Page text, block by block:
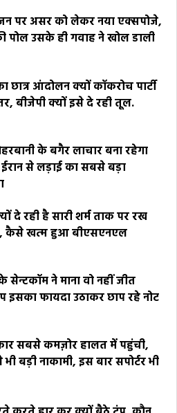
पर असर को लेकर नया एक्सपोजे,
पोल उसके ही गवाह ने खोल डाली
छात्र आंदोलन क्यों कॉकरोच पार्टी
बीजेपी क्यों इसे दे रही तूल.
के बगैर लाचार बना रहेगा
से लड़ाई का सबसे बड़ा
दे रही है सारी शर्म ताक पर रख
कैसे खत्म हुआ बीएसएनएल
सेन्टकॉम ने माना वो नहीं जीत
इसका फायदा उठाकर छाप रहे नोट
सबसे कमज़ोर हालत में पहुंची,
बड़ी नाकामी, इस बार सपोर्टर भी